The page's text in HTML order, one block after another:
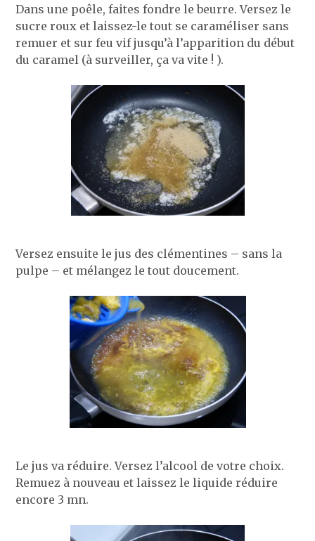
Dans une poêle, faites fondre le beurre. Versez le
sucre roux et laissez-le tout se caraméliser sans
remuer et sur feu vif jusqu’à l’apparition du début
du caramel (à surveiller, ça va vite ! ).
Versez ensuite le jus des clémentines – sans la
pulpe – et mélangez le tout doucement.
Le jus va réduire. Versez l’alcool de votre choix.
Remuez à nouveau et laissez le liquide réduire
encore 3 mn.